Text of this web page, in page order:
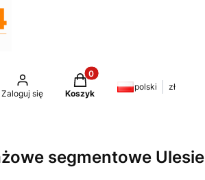
Zaloguj się
Produkty w koszyku: 0.
Koszyk
polski zł
segmentowe